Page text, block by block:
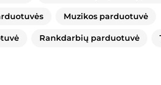
Muzikos parduotuvė
Rankdarbių parduotuvė